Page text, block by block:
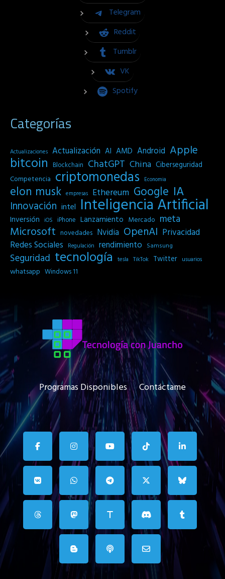
Telegram
Reddit
Tumblr
VK
Spotify
Categorías
Actualizaciones Actualización AI AMD Android Apple
bitcoin Blockchain ChatGPT China Ciberseguridad
Competencia criptomonedas Economia
elon musk empresas Ethereum Google IA
Innovación intel Inteligencia Artificial
Inversión iOS iPhone Lanzamiento Mercado meta
Microsoft novedades Nvidia OpenAI Privacidad
Redes Sociales
Regulación rendimiento Samsung
Seguridad tecnología tesla TikTok Twitter usuarios
whatsapp Windows 11
Programas Disponibles Contáctame